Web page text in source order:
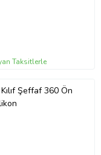
Taksitlerle
Şeffaf 360 Ön